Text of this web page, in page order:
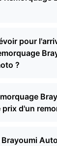
pour
?
d'un
Brayoumi